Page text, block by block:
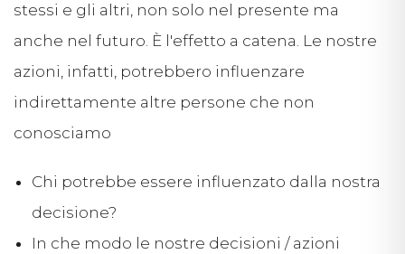
stessi e gli altri, non solo nel presente ma
anche nel futuro. È l'effetto a catena. Le nostre
azioni, infatti, potrebbero influenzare
indirettamente altre persone che non
conosciamo
Chi potrebbe essere influenzato dalla nostra
decisione?
In che modo le nostre decisioni / azioni